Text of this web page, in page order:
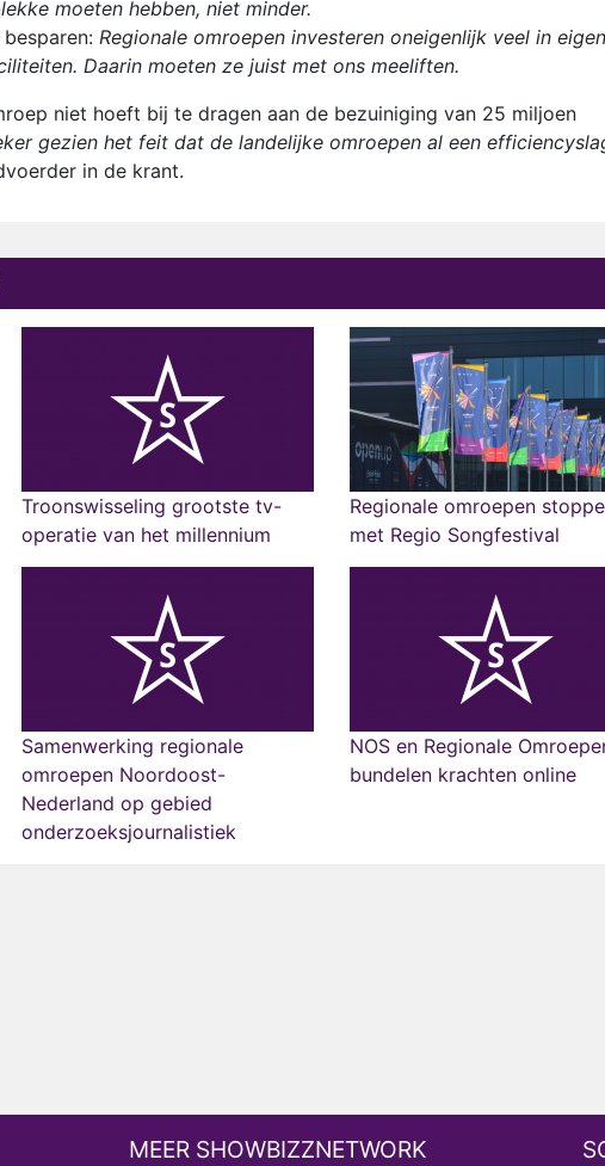
moeten hebben, niet minder.
Regionale omroepen investeren oneigenlijk veel in eigen
Daarin moeten ze juist met ons meeliften.
niet hoeft bij te dragen aan de bezuiniging van 25 miljoen
gezien het feit dat de landelijke omroepen al een
in de krant.
Troonswisseling grootste tv-
operatie van het millennium
Regionale omroepen
met Regio Songfestival
Samenwerking regionale
omroepen Noordoost-
Nederland op gebied
onderzoeksjournalistiek
NOS en Regionale
bundelen krachten online
MEER SHOWBIZZNETWORK